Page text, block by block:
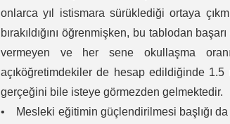
onlarca yıl istismara sürüklediği ortaya
bırakıldığını öğrenmişken, bu tablodan
vermeyen ve her sene okullaşma
açıköğretimdekiler de hesap edildiğinde 1.5
gerçeğini bile isteye görmezden gelmektedir.
• Mesleki eğitimin güçlendirilmesi başlığı